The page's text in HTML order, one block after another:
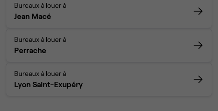
Bureaux à louer à
Jean Macé
Bureaux à louer à
Perrache
Bureaux à louer à
Lyon Saint-Exupéry